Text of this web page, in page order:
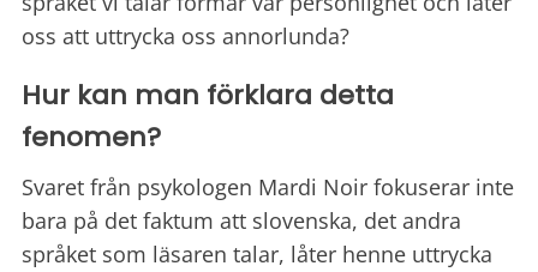
oss att uttrycka oss annorlunda?
Hur kan man förklara detta
fenomen?
Svaret från psykologen Mardi Noir fokuserar inte
bara på det faktum att slovenska, det andra
språket som läsaren talar, låter henne uttrycka